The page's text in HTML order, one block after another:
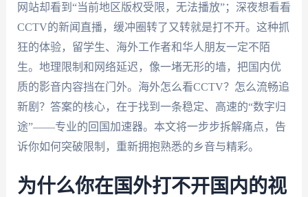
网站却看到“当前地区版权受限，无法播放”；深夜想看看
CCTV的新闻直播，缓冲圈转了又转就是打不开。这种抓
狂的体验，留学生、海外工作者和华人朋友一定不陌
生。地理限制和网络延迟，像一堵无形的墙，把国内优
质的影音内容挡在门外。海外怎么看CCTV？怎么流畅追
新剧？答案的核心，在于找到一条稳定、高速的“数字归
途”——专业的回国加速器。本文将一步步拆解痛点，告
诉你如何突破限制，重新拥抱熟悉的乡音与精彩。
为什么你在国外打不开国内的视